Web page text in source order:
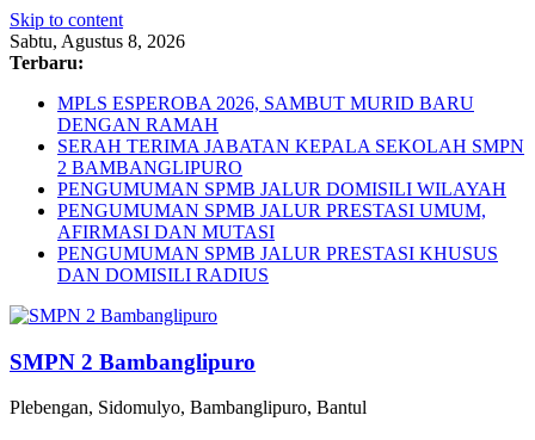
Skip to content
Sabtu, Agustus 8, 2026
Terbaru:
MPLS ESPEROBA 2026, SAMBUT MURID BARU
DENGAN RAMAH
SERAH TERIMA JABATAN KEPALA SEKOLAH SMPN
2 BAMBANGLIPURO
PENGUMUMAN SPMB JALUR DOMISILI WILAYAH
PENGUMUMAN SPMB JALUR PRESTASI UMUM,
AFIRMASI DAN MUTASI
PENGUMUMAN SPMB JALUR PRESTASI KHUSUS
DAN DOMISILI RADIUS
SMPN 2 Bambanglipuro
Plebengan, Sidomulyo, Bambanglipuro, Bantul